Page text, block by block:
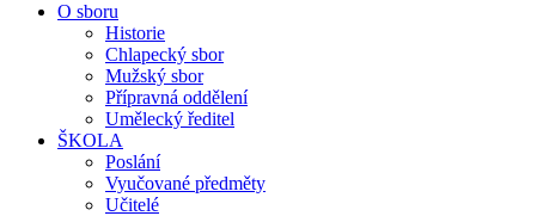
O sboru
Historie
Chlapecký sbor
Mužský sbor
Přípravná oddělení
Umělecký ředitel
ŠKOLA
Poslání
Vyučované předměty
Učitelé